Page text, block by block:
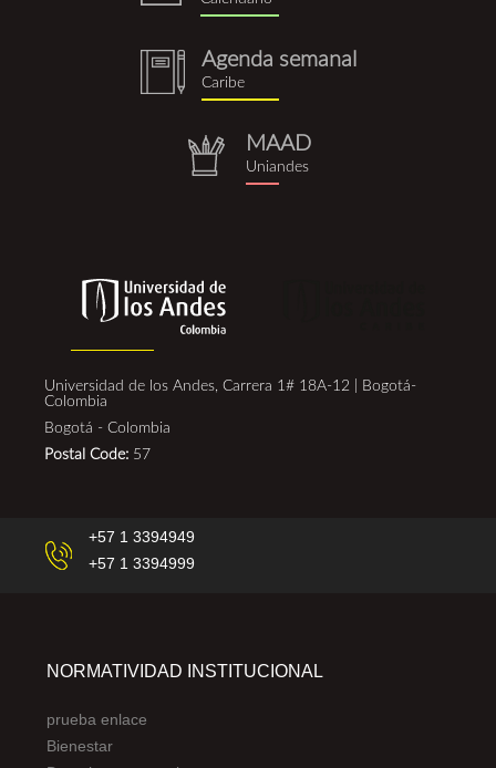
notebook
(1).png
Agenda semanal
Caribe
repositorio.png
MAAD
Uniandes
Universidad de los Andes, Carrera 1# 18A-12 | Bogotá-
Colombia
Bogotá - Colombia
Postal Code: 57
+57 1 3394949
+57 1 3394999
NORMATIVIDAD INSTITUCIONAL
prueba enlace
Bienestar